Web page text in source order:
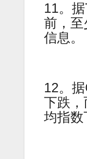
11。
前，至
信息。
12。
下跌，
均指数